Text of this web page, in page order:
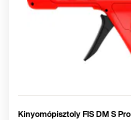
Kinyomópisztoly FIS DM S Pro